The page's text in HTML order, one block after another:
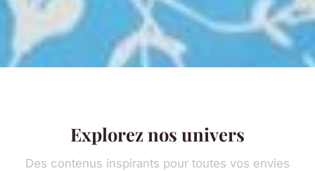
Explorez nos univers
Des contenus inspirants pour toutes vos envies